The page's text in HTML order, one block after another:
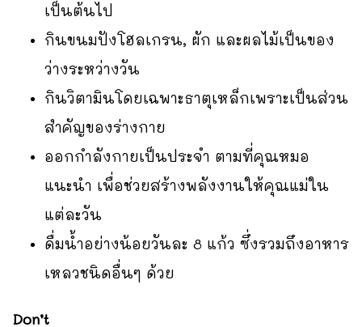
เป็นต้นไป
กินขนมปังโฮลเกรน, ผัก และผลไม้เป็นของ
ว่างระหว่างวัน
กินวิตามินโดยเฉพาะธาตุเหล็กเพราะเป็นส่วน
สำคัญของร่างกาย
ออกกำลังกายเป็นประจำ ตามที่คุณหมอ
แนะนำ เพื่อช่วยสร้างพลังงานให้คุณแม่ใน
แต่ละวัน
ดื่มน้ำอย่างน้อยวันละ 8 แก้ว ซึ่งรวมถึงอาหาร
เหลวชนิดอื่นๆ ด้วย
Don’t